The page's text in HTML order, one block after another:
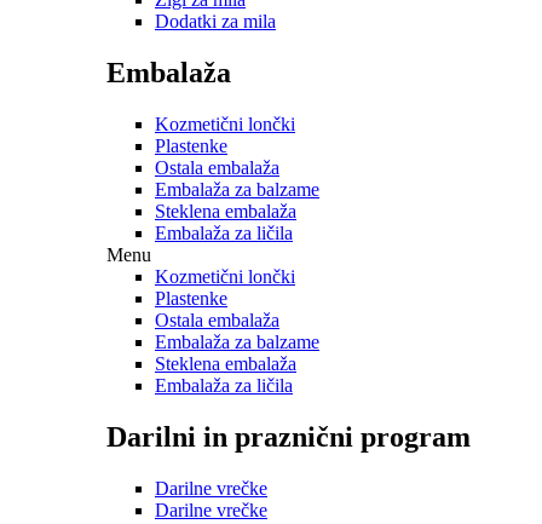
Dodatki za mila
Embalaža
Kozmetični lončki
Plastenke
Ostala embalaža
Embalaža za balzame
Steklena embalaža
Embalaža za ličila
Menu
Kozmetični lončki
Plastenke
Ostala embalaža
Embalaža za balzame
Steklena embalaža
Embalaža za ličila
Darilni in praznični program
Darilne vrečke
Darilne vrečke